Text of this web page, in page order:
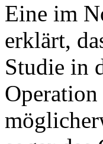
Eine im
erklärt,
Studie in